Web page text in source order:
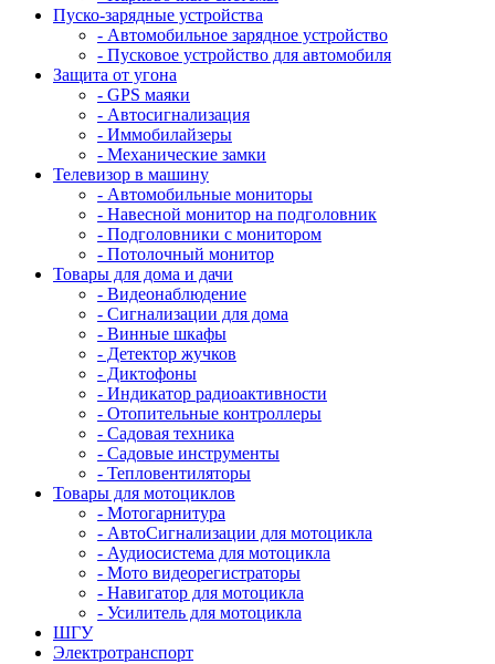
Пуско-зарядные устройства
- Автомобильное зарядное устройство
- Пусковое устройство для автомобиля
Защита от угона
- GPS маяки
- Автосигнализация
- Иммобилайзеры
- Механические замки
Телевизор в машину
- Автомобильные мониторы
- Навесной монитор на подголовник
- Подголовники с монитором
- Потолочный монитор
Товары для дома и дачи
- Видеонаблюдение
- Сигнализации для дома
- Винные шкафы
- Детектор жучков
- Диктофоны
- Индикатор радиоактивности
- Отопительные контроллеры
- Садовая техника
- Садовые инструменты
- Тепловентиляторы
Товары для мотоциклов
- Mотогарнитура
- АвтоСигнализации для мотоцикла
- Аудиосистема для мотоцикла
- Мото видеорегистраторы
- Навигатор для мотоцикла
- Усилитель для мотоцикла
ШГУ
Электротранспорт